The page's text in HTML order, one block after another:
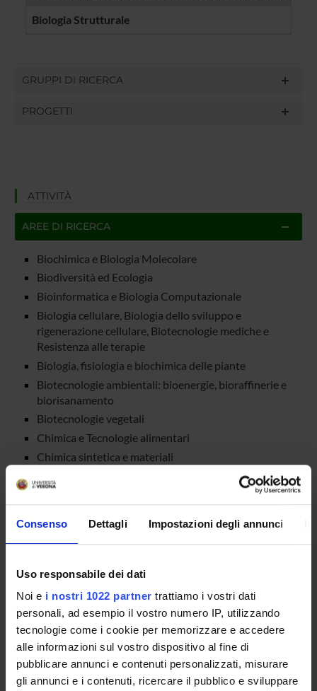
Consenso Dettagli Impostazioni degli annunci
Uso responsabile dei dati
Noi e i nostri 1022 partner trattiamo i vostri dati
personali, ad esempio il vostro numero IP, utilizzando
tecnologie come i cookie per memorizzare e accedere
alle informazioni sul vostro dispositivo al fine di
pubblicare annunci e contenuti personalizzati, misurare
gli annunci e i contenuti, ricercare il pubblico e sviluppare
Biologia Strutturale
GRUPPI DI RICERCA
PROGETTI
ATTIVITÀ
AREE DI RICERCA
Biochimica e Biologia Molecolare
Biodiversità ed Ecologia
Bioinformatica e Biologia Computazionale
Biologia cellulare, Biologia dello sviluppo e
rigenerazione cellulare, Biotecnologie mediche e
Resistenza alle terapie
Biologia, fisiologia e biochimica delle piante
Biotecnologie ambientali: bioenergie, bioraffinerie e
biorisanamento
Biotecnologie vegetali
Chimica e Tecnologie alimentari
Chimica sintetica e materiali
Genetica e genomica umana, vegetale e microbica
Ingegneria dei biomateriali, materiali biomimetici,
Microbiologia e Biotecnologie microbiche agro-
industriali, alimentari e ambientali
biologia del suolo, Biologia vegetale applicata
Proteomica strutturale, funzionale e di
espressione
Scienze Chimiche, Fisiche e Analitiche
Viticoltura ed enologia
Cell Biology